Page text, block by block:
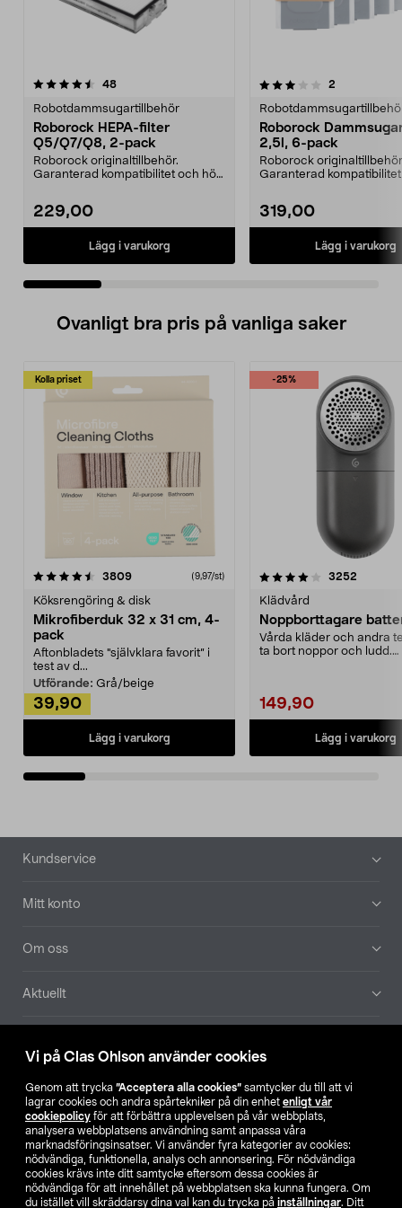
Vi på Clas Ohlson använder cookies
Genom att trycka ”Acceptera alla cookies” samtycker du till att vi
lagrar cookies och andra spårtekniker på din enhet enligt vår
cookiepolicy för att förbättra upplevelsen på vår webbplats,
analysera webbplatsens användning samt anpassa våra
marknadsföringsinsatser. Vi använder fyra kategorier av cookies:
nödvändiga, funktionella, analys och annonsering. För nödvändiga
cookies krävs inte ditt samtycke eftersom dessa cookies är
nödvändiga för att innehållet på webbplatsen ska kunna fungera. Om
du istället vill skräddarsy dina val kan du trycka på inställningar. Ditt
48recensioner
Robotdammsugartillbehör
Roborock HEPA-filter
Q5/Q7/Q8, 2-pack
Roborock originaltillbehör.
Garanterad kompatibilitet och hög
229,00
Lägg i varukorg
3.0 av 5 stjärnor 2
Roborock
2,5l, 6-pack
Roborock
Garanterad
319,00
Lägg i varukorg
4.5 av 5 stjärnor
Ovanligt bra pris på vanliga saker
Kolla priset
3809recensioner (9,97/st)
Köksrengöring & disk
Mikrofiberduk 32 x 31 cm, 4-
pack
Aftonbladets "självklara favorit” i
test av d...
Utförande: Grå/beige
39,90
Lägg i varukorg
-25%
4.0av 5 stjärnor 3252
Klädvård
Noppborttagare
Vårda kläder och andra
ta bort noppor och ludd.
149,90
Lägg i varukorg
4.5av 5 stjärnor
Sidfot
Kundservice
Mitt konto
Om oss
Aktuellt
Hitta butik
SE NO FI